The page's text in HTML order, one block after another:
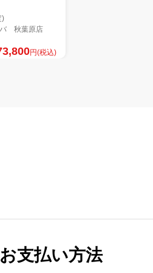
)
バ 秋葉原店
円(税込)
お支払い方法